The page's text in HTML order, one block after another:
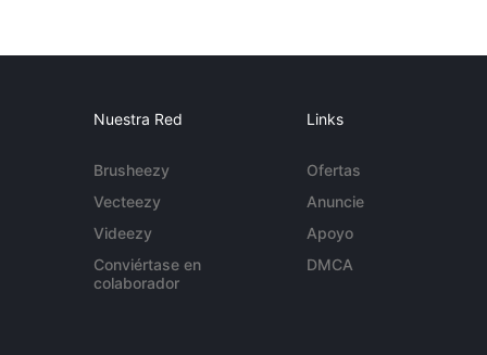
Nuestra Red
Brusheezy
Vecteezy
Videezy
Conviértase en
colaborador
Links
Ofertas
Anuncie
Apoyo
DMCA